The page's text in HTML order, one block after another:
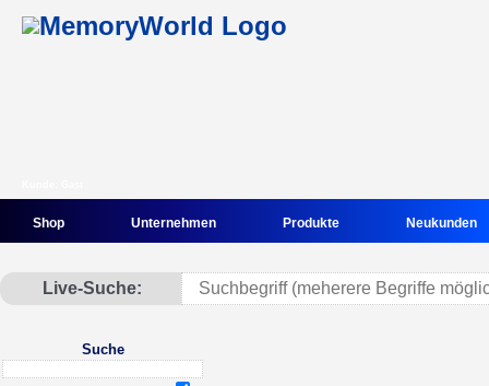
Shop Unternehmen Produkte Neukunden
Live-Suche:
Suche